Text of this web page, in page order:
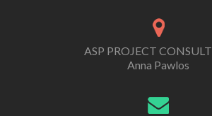
ASP PROJECT
Anna Pawlos